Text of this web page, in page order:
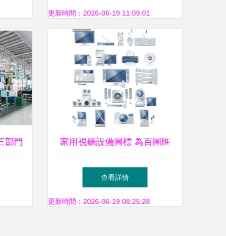
的理想選擇
更新時間：2026-06-19 11:09:01
部門
備
家用視聽設備圖標 為百圖匯
素材網定制的設計參考
查看詳情
更新時間：2026-06-19 08:25:28